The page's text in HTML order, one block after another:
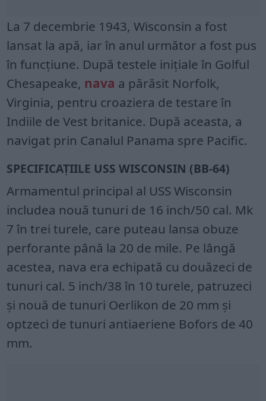
La 7 decembrie 1943, Wisconsin a fost
lansat la apă, iar în anul următor a fost pus
în funcțiune. După testele inițiale în Golful
Chesapeake, nava a părăsit Norfolk,
Virginia, pentru croaziera de testare în
Indiile de Vest britanice. După aceasta, a
navigat prin Canalul Panama spre Pacific.
SPECIFICAȚIILE USS WISCONSIN (BB-64)
Armamentul principal al USS Wisconsin
includea nouă tunuri de 16 inch/50 cal. Mk
7 în trei turele, care puteau lansa obuze
perforante până la 20 de mile. Pe lângă
acestea, nava era echipată cu douăzeci de
tunuri cal. 5 inch/38 în 10 turele, patruzeci
și nouă de tunuri Oerlikon de 20 mm și
optzeci de tunuri antiaeriene Bofors de 40
mm.